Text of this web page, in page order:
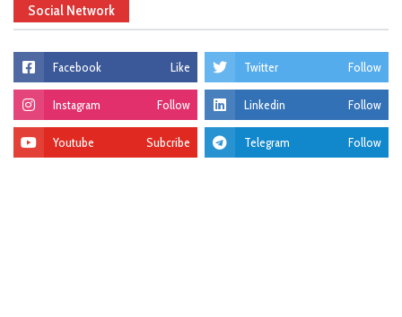
Social Network
Facebook Like Twitter Follow
Instagram Follow Linkedin Follow
Youtube Subcribe Telegram Follow